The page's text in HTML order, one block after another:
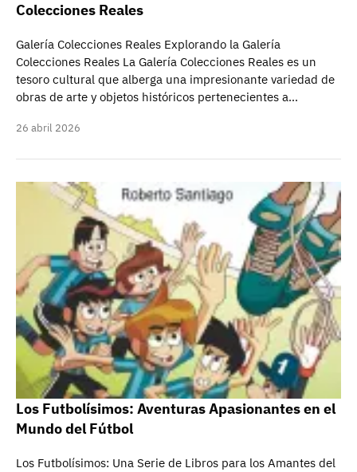
Colecciones Reales
Galería Colecciones Reales Explorando la Galería
Colecciones Reales La Galería Colecciones Reales es un
tesoro cultural que alberga una impresionante variedad de
obras de arte y objetos históricos pertenecientes a…
26 abril 2026
Los Futbolísimos: Aventuras Apasionantes en el
Mundo del Fútbol
Los Futbolísimos: Una Serie de Libros para los Amantes del